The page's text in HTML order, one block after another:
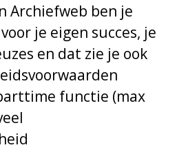
Archiefweb ben je
je eigen succes, je
en dat zie je ook
functie (max